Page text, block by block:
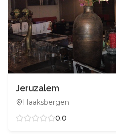
Jeruzalem
Haaksbergen
0.0